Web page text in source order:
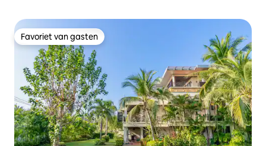
Favoriet van gasten
Favoriet van gasten